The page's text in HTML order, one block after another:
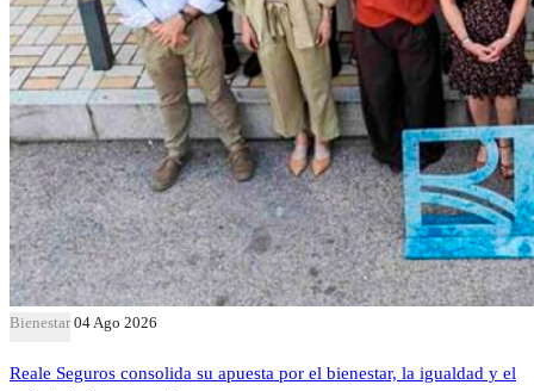
Bienestar 04 Ago 2026
Reale Seguros consolida su apuesta por el bienestar, la igualdad y el